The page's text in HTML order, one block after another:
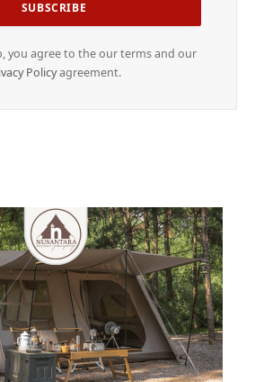
you agree to the our terms and our
Policyagreement.